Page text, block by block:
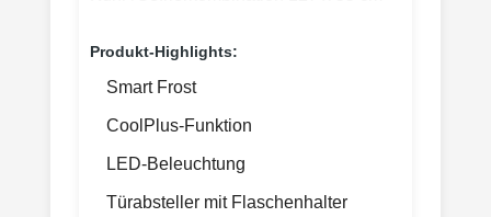
Produkt-Highlights:
Smart Frost
CoolPlus-Funktion
LED-Beleuchtung
Türabsteller mit Flaschenhalter